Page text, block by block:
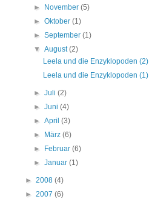
►
November(5)
►Oktober(1)
►September(1)
▼August(2)
Leela und die Enzyklopoden (2)
Leela und die Enzyklopoden (1)
►Juli(2)
►Juni(4)
►April(3)
►
März(6)
►
Februar(6)
►Januar(1)
► 2008 (4)
► 2007 (6)